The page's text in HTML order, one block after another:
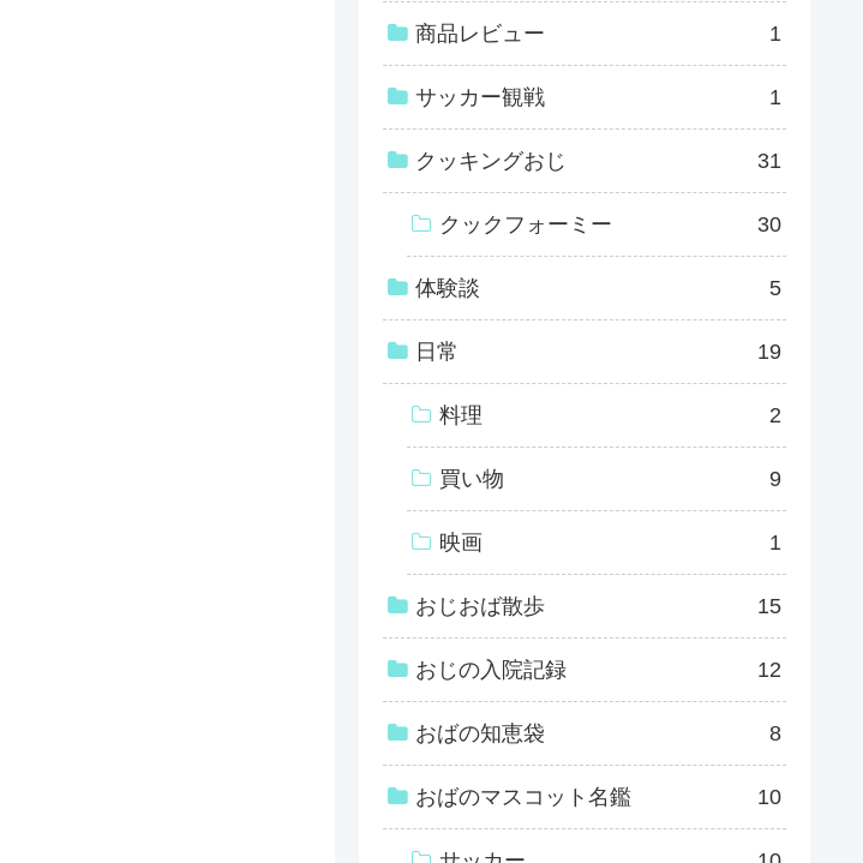
商品レビュー 1
サッカー観戦 1
クッキングおじ 31
クックフォーミー 30
体験談 5
日常 19
料理 2
買い物 9
映画 1
おじおば散歩 15
おじの入院記録 12
おばの知恵袋 8
おばのマスコット名鑑 10